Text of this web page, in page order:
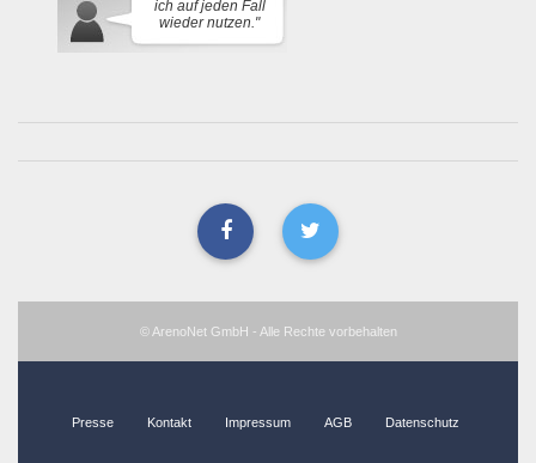
ich auf jeden Fall
wieder nutzen."
© ArenoNet GmbH - Alle Rechte vorbehalten
Presse Kontakt Impressum AGB Datenschutz